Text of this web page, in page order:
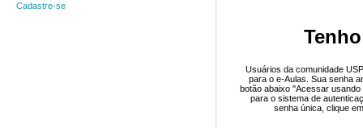
Cadastre-se
Usuários da comunidade
para o e-Aulas. Sua senha
botão abaixo "Acessar
para o sistema de
senha única, clique